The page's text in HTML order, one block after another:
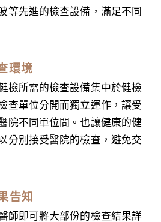
等先進的檢查設備，滿足不同
環境
檢所需的檢查設備集中於健檢
查單位分開而獨立運作，讓受
院不同單位間。也讓健康的健
分別接受醫院的檢查，避免交
告知
師即可將大部份的檢查結果詳